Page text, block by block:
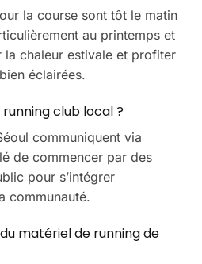
la course sont tôt le matin
au printemps et
la chaleur estivale et profiter
éclairées.
club local ?
communiquent via
de commencer par des
pour s’intégrer
communauté.
matériel de running de